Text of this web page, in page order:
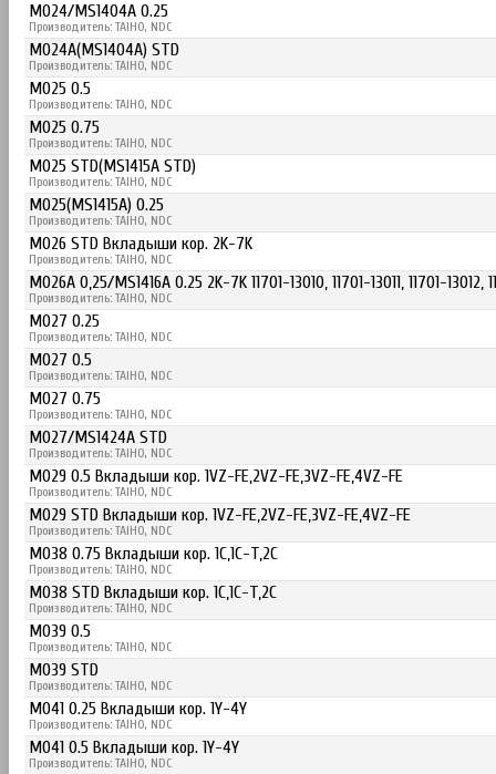
M024/MS1404A 0.25
Производитель: TAIHO, NDC
M024A(MS1404A) STD
Производитель: TAIHO, NDC
M025 0.5
Производитель: TAIHO, NDC
M025 0.75
Производитель: TAIHO, NDC
M025 STD(MS1415A STD)
Производитель: TAIHO, NDC
M025(MS1415A) 0.25
Производитель: TAIHO, NDC
M026 STD Вкладыши кор. 2K-7K
Производитель: TAIHO, NDC
M026A 0,25/MS1416A 0.25 2K-7K 11701-13010, 11701-13011, 11701-13012,
Производитель: TAIHO, NDC
M027 0.25
Производитель: TAIHO, NDC
M027 0.5
Производитель: TAIHO, NDC
M027 0.75
Производитель: TAIHO, NDC
M027/MS1424A STD
Производитель: TAIHO, NDC
M029 0.5 Вкладыши кор. 1VZ-FE,2VZ-FE,3VZ-FE,4VZ-FE
Производитель: TAIHO, NDC
M029 STD Вкладыши кор. 1VZ-FE,2VZ-FE,3VZ-FE,4VZ-FE
Производитель: TAIHO, NDC
M038 0.75 Вкладыши кор. 1C,1C-T,2C
Производитель: TAIHO, NDC
M038 STD Вкладыши кор. 1C,1C-T,2C
Производитель: TAIHO, NDC
M039 0.5
Производитель: TAIHO, NDC
M039 STD
Производитель: TAIHO, NDC
M041 0.25 Вкладыши кор. 1Y-4Y
Производитель: TAIHO, NDC
M041 0.5 Вкладыши кор. 1Y-4Y
Производитель: TAIHO, NDC